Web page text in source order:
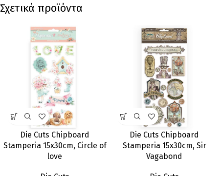
Σχετικά προϊόντα
Die Cuts Chipboard
Stamperia 15x30cm, Circle of
love
Die Cuts Chipboard
Stamperia 15x30cm, Sir
Vagabond